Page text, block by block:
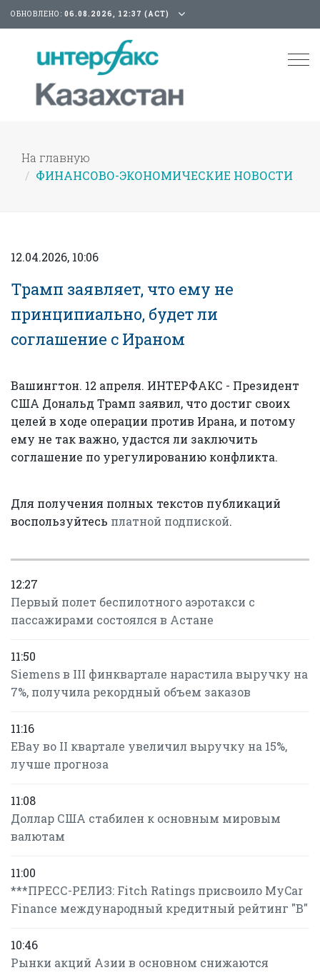
ОБНОВЛЕНО: 06.08.2026, 12:37 (АСТ)
На главную
ФИНАНСОВО-ЭКОНОМИЧЕСКИЕ НОВОСТИ
12.04.2026, 10:06
Трамп заявляет, что ему не
принципиально, будет ли
соглашение с Ираном
Вашингтон. 12 апреля. ИНТЕРФАКС - Президент
США Дональд Трамп заявил, что достиг своих
целей в ходе операции против Ирана, и потому
ему не так важно, удастся ли заключить
соглашение по урегулированию конфликта.
Для получения полных текстов публикаций
воспользуйтесь платной подпиской.
12:27
Первый полет беспилотного аэротакси с
пассажирами состоялся в Астане
11:50
Siemens в III финквартале нарастила выручку на
7%, получила рекордный объем заказов
11:16
EBay во II квартале увеличил выручку на 15%,
лучше прогноза
11:08
Доллар США стабилен к основным мировым
валютам
11:00
***ПРЕСС-РЕЛИЗ: Fitch Ratings присвоило MyCar
Finance международный кредитный рейтинг "B"
10:46
Рынки акций Азии в основном снижаются